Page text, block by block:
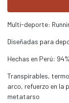
Multi-deporte:
Diseñadas para
Hechas en Perú:
Transpirables,
arco, refuerzo en la
metatarso